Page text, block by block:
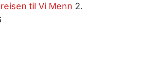
til Vi Menn 2.